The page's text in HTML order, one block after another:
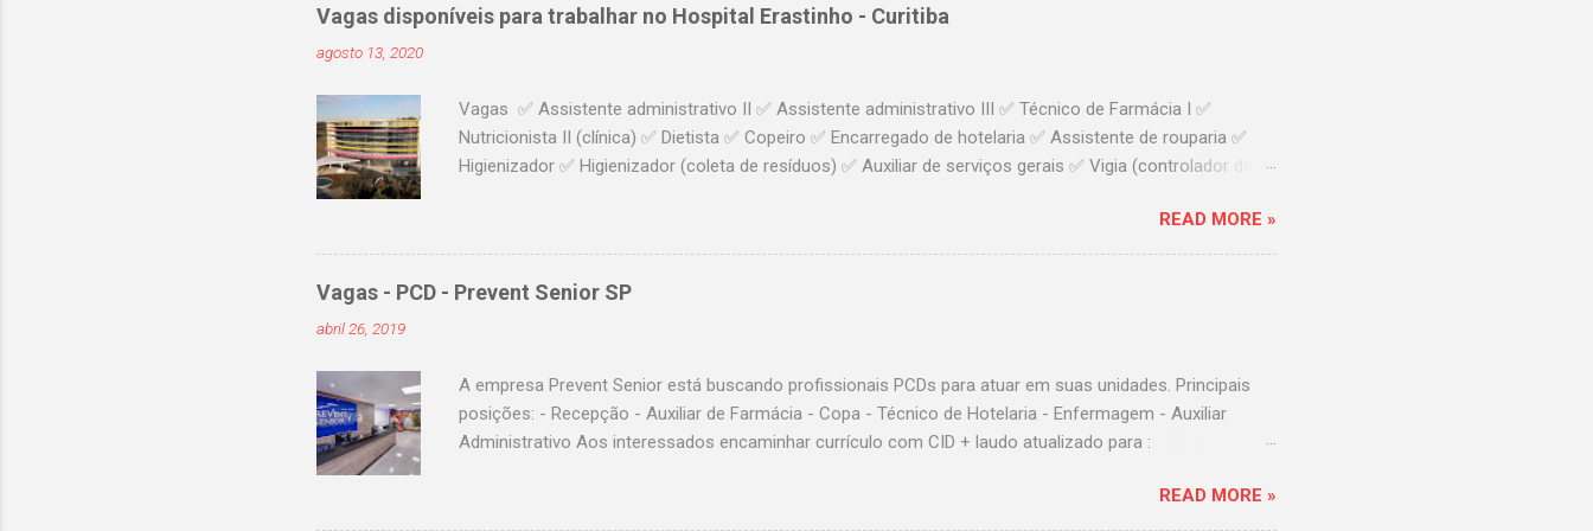
considerável para a compra, seja para reposição de peças ou compra total. Afinal, quem gostaria de se
produto, está a...
Vagas disponíveis para trabalhar no Hospital Erastinho - Curitiba
agosto 13, 2020
Vagas ✅ Assistente administrativo II ✅ Assistente administrativo III ✅ Técnico de Farmácia I ✅
Nutricionista II (clínica) ✅ Dietista ✅ Copeiro ✅ Encarregado de hotelaria ✅ Assistente de rouparia ✅
Higienizador ✅ Higienizador (coleta de resíduos) ✅ Auxiliar de serviços gerais ✅ Vigia (controlador de
Acesse nosso site: https://erastogaertner.com.br/pagina/trabalhe-conosco-hospital-erastinho e
confira os requisitos para cada vaga. 📩 Encaminhe seu currículo para recrutamento@erastinho.com.br
".
READ MORE »
Vagas - PCD - Prevent Senior SP
abril 26, 2019
A empresa Prevent Senior está buscando profissionais PCDs para atuar em suas unidades. Principais
posições: - Recepção - Auxiliar de Farmácia - Copa - Técnico de Hotelaria - Enfermagem - Auxiliar
Administrativo Aos interessados encaminhar currículo com CID + laudo atualizado para :
READ MORE »